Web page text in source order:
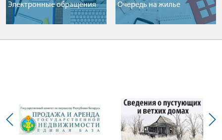
Электронные обращения Очередь на жилье